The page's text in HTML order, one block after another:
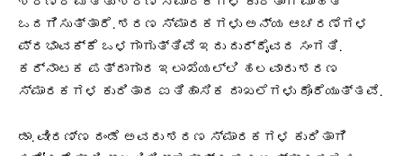
ಒದಗಿಸುತ್ತಾರೆ. ಶರಣ ಸ್ಮಾರಕಗಳು ಅನ್ಯ ಆಚರಣೆಗಳ
ಪ್ರಭಾವಕ್ಕೆ ಒಳಗಾಗುತ್ತಿವೆ ಇದು ದುರ್ದೈವದ ಸಂಗತಿ.
ಕರ್ನಾಟಕ ಪತ್ರಾಗಾರ ಇಲಾಖೆಯಲ್ಲಿ ಹಲವಾರು ಶರಣ
ಸ್ಮಾರಕಗಳ ಕುರಿತಾದ ಐತಿಹಾಸಿಕ ದಾಖಲೆಗಳು ದೊರೆಯುತ್ತವೆ.
ಡಾ. ವೀರಣ್ಣ ದಂಡೆ ಅವರು ಶರಣ ಸ್ಮಾರಕಗಳ ಕುರಿತಾಗಿ